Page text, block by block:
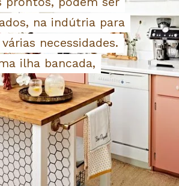
na indútria para
necessidades.
ilha bancada,
na indútria para
necessidades.
ilha bancada,